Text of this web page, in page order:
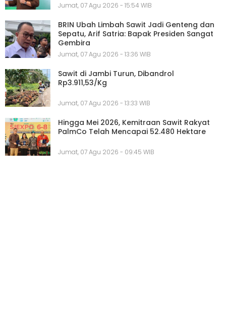
Jumat, 07 Agu 2026 - 15:54 WIB
BRIN Ubah Limbah Sawit Jadi Genteng dan
Sepatu, Arif Satria: Bapak Presiden Sangat
Gembira
Jumat, 07 Agu 2026 - 13:36 WIB
Sawit di Jambi Turun, Dibandrol
Rp3.911,53/Kg
Jumat, 07 Agu 2026 - 13:33 WIB
Hingga Mei 2026, Kemitraan Sawit Rakyat
PalmCo Telah Mencapai 52.480 Hektare
Jumat, 07 Agu 2026 - 09:45 WIB